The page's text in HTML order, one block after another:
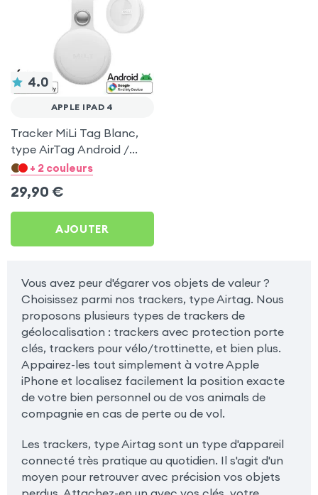
4.0
APPLE IPAD 4
Tracker MiLi Tag Blanc,
type AirTag Android /
Apple pour Apple iPad 4
+ 2 couleurs
29,90 €
AJOUTER
Vous avez peur d'égarer vos objets de valeur ?
Choisissez parmi nos trackers, type Airtag. Nous
proposons plusieurs types de trackers de
géolocalisation : trackers avec protection porte
clés, trackers pour vélo/trottinette, et bien plus.
Appairez-les tout simplement à votre Apple
iPhone et localisez facilement la position exacte
de votre bien personnel ou de vos animals de
compagnie en cas de perte ou de vol.
Les trackers, type Airtag sont un type d'appareil
connecté très pratique au quotidien. Il s'agit d'un
moyen pour retrouver avec précision vos objets